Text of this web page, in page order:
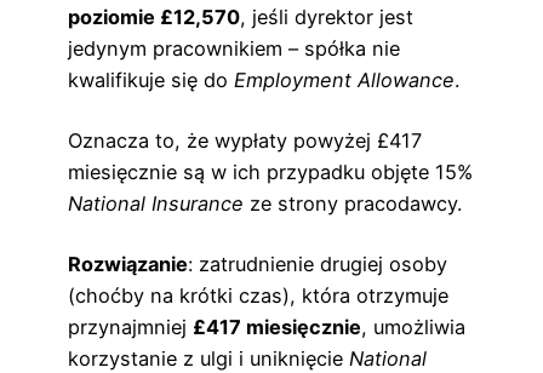
poziomie £12,570, jeśli dyrektor jest
jedynym pracownikiem – spółka nie
kwalifikuje się do Employment Allowance.
Oznacza to, że wypłaty powyżej £417
miesięcznie są w ich przypadku objęte 15%
National Insurance ze strony pracodawcy.
Rozwiązanie: zatrudnienie drugiej osoby
(choćby na krótki czas), która otrzymuje
przynajmniej £417 miesięcznie, umożliwia
korzystanie z ulgi i uniknięcie National